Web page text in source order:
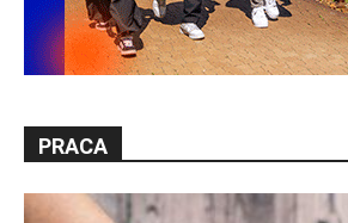
PRACA